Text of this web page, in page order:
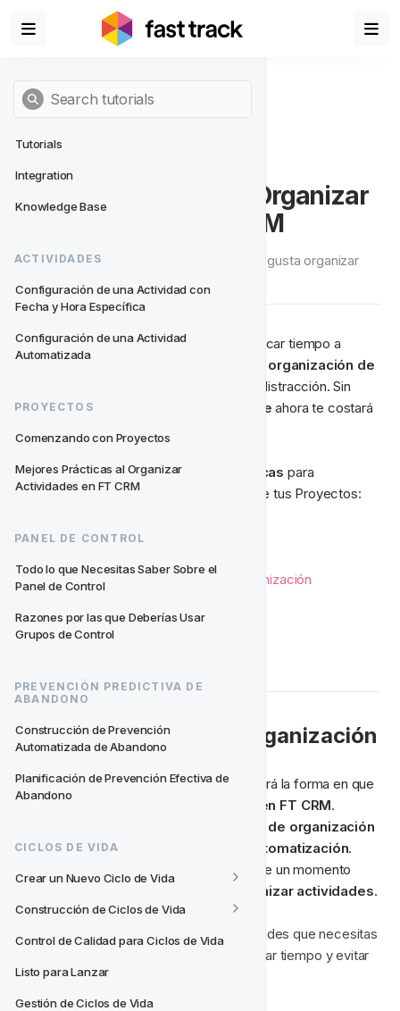
Tutorials
Integration
Knowledge Base
ACTIVIDADES
Configuración de una Actividad con
Fecha y Hora Específica
Configuración de una Actividad
Automatizada
PROYECTOS
Comenzando con Proyectos
Mejores Prácticas al Organizar
Actividades en FT CRM
PANEL DE CONTROL
Todo lo que Necesitas Saber Sobre el
Panel de Control
Razones por las que Deberías Usar
Grupos de Control
PREVENCIÓN PREDICTIVA DE
ABANDONO
Construcción de Prevención
Automatizada de Abandono
Planificación de Prevención Efectiva de
Abandono
CICLOS DE VIDA
Crear un Nuevo Ciclo de Vida
Construcción de Ciclos de Vida
Control de Calidad para Ciclos de Vida
Listo para Lanzar
Gestión de Ciclos de Vida
Mejores Prácticas al Organizar
Actividades en FT CRM
Una colección de ideas sobre cómo nos gusta organizar
Todos somos personas ocupadas y dedicar tiempo a
tareas que no generan ingresos, como la organización de
, puede sentirse como una distracción. Sin
embargo, no
estructurar efectivamente ahora te costará
Hemos reunido algunas mejores prácticas para
aprovechar al máximo la configuración de tus Proyectos:
Por Qué Importa la Organización
Cuándo Usar Cada Método de Organización
Actividades
Puntos Clave
🗄️ Por Qué Importa la Organización
estructuras y organizas actividades en FT CRM.
nuevo nivel de organización
llevará a una mayor productividad automatización.
Pero antes de lanzarte de cabeza, tómate un momento
organizar actividades.
Acceso rápido y fácil a las actividades que necesitas
- ahorrar tiempo y evitar
confusiones
Cumplir con fechas límite